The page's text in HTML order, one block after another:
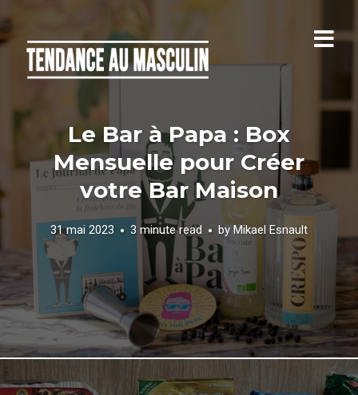
Le Bar à Papa : Box
Mensuelle pour Créer
votre Bar Maison
31 mai 2023 3 minute read byMikael Esnault